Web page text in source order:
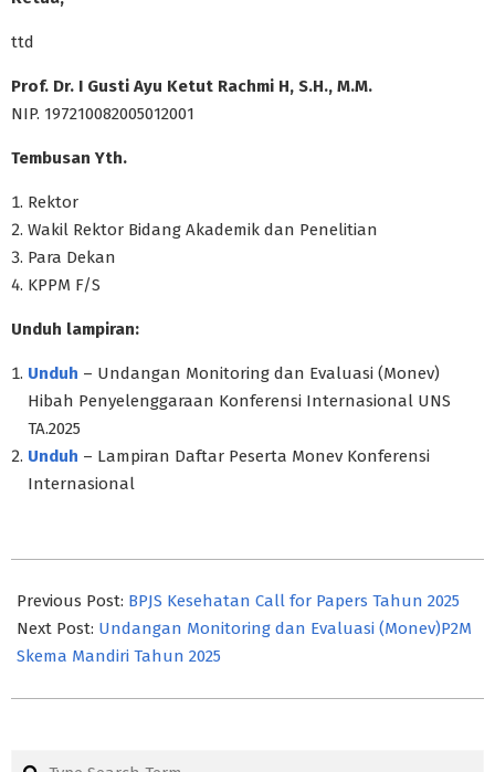
ttd
Prof. Dr. I Gusti Ayu Ketut Rachmi H, S.H., M.M.
NIP. 197210082005012001
Tembusan Yth.
Rektor
Wakil Rektor Bidang Akademik dan Penelitian
Para Dekan
KPPM F/S
Unduh lampiran:
Unduh – Undangan Monitoring dan Evaluasi (Monev)
Hibah Penyelenggaraan Konferensi Internasional UNS
TA.2025
Unduh – Lampiran Daftar Peserta Monev Konferensi
Internasional
07-
31
Previous Post: BPJS Kesehatan Call for Papers Tahun 2025
Next Post: Undangan Monitoring dan Evaluasi (Monev)P2M
Skema Mandiri Tahun 2025
Search